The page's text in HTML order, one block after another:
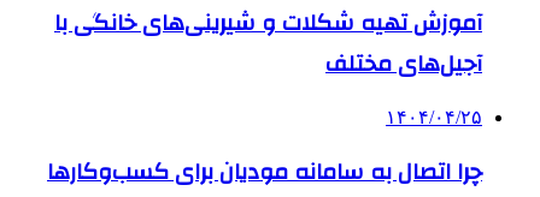
آموزش تهیه شکلات و شیرینی‌های خانگی با
آجیل‌های مختلف
۱۴۰۴/۰۴/۲۵
چرا اتصال به سامانه مودیان برای کسب‌وکارها